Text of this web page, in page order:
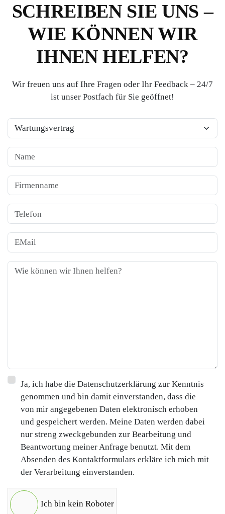
SCHREIBEN SIE UNS –
WIE KÖNNEN WIR
IHNEN HELFEN?
Wir freuen uns auf Ihre Fragen oder Ihr Feedback – 24/7
ist unser Postfach für Sie geöffnet!
Ja, ich habe die Datenschutzerklärung zur Kenntnis
genommen und bin damit einverstanden, dass die
von mir angegebenen Daten elektronisch erhoben
und gespeichert werden. Meine Daten werden dabei
nur streng zweckgebunden zur Bearbeitung und
Beantwortung meiner Anfrage benutzt. Mit dem
Absenden des Kontaktformulars erkläre ich mich mit
der Verarbeitung einverstanden.
Ich bin kein Roboter